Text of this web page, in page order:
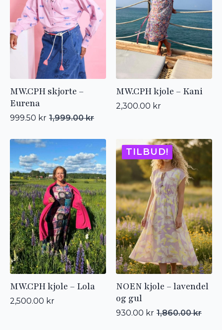
MW.CPH skjorte –
Eurena
1,999.00kr
Opprinnelig
var:
1,999.00 kr.
999.50 kr
Nåværende
er:
999.50 kr.
MW.CPH kjole – Kani
2,300.00 kr
MW.CPH kjole – Lola
2,500.00 kr
TILBUD!
NOEN kjole – lavendel
og gul
1,860.00kr
Opprinnelig
930.00 kr
Nåværende